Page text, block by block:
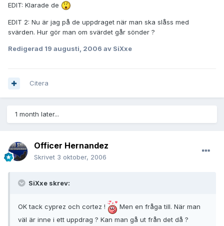
EDIT: Klarade de
EDIT 2: Nu är jag på de uppdraget när man ska slåss med
svärden. Hur gör man om svärdet går sönder ?
Redigerad 19 augusti, 2006 av SiXxe
Citera
1 month later...
Officer Hernandez
Skrivet 3 oktober, 2006
SiXxe skrev:
OK tack cyprez och cortez !
Men en fråga till. När man
väl är inne i ett uppdrag ? Kan man gå ut från det då ?